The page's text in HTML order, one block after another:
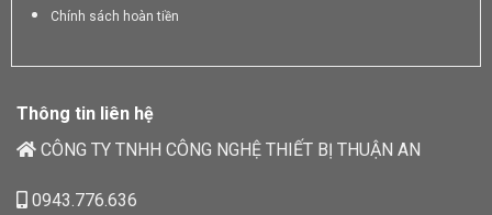
Chính sách hoàn tiền
Thông tin liên hệ
CÔNG TY TNHH CÔNG NGHỆ THIẾT BỊ THUẬN AN
0943.776.636